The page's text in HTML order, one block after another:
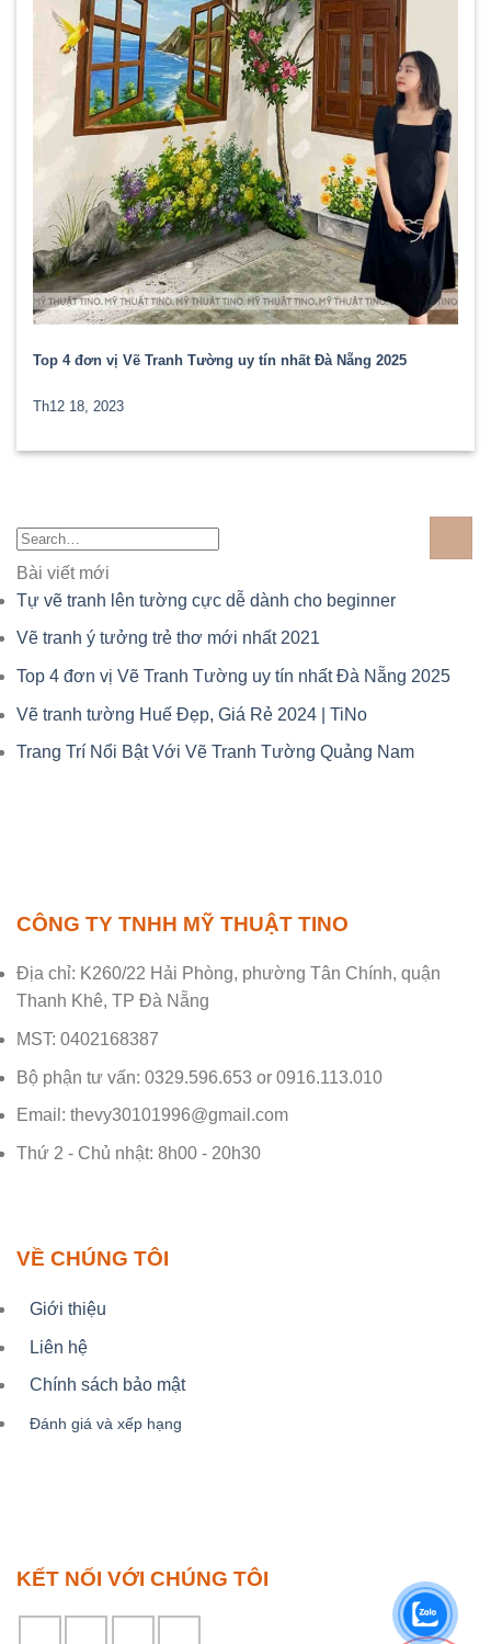
Top 4 đơn vị Vẽ Tranh Tường uy tín nhất Đà Nẵng 2025
Th12 18, 2023
Bài viết mới
Tự vẽ tranh lên tường cực dễ dành cho beginner
Vẽ tranh ý tưởng trẻ thơ mới nhất 2021
Top 4 đơn vị Vẽ Tranh Tường uy tín nhất Đà Nẵng 2025
Vẽ tranh tường Huế Đẹp, Giá Rẻ 2024 | TiNo
Trang Trí Nổi Bật Với Vẽ Tranh Tường Quảng Nam
CÔNG TY TNHH MỸ THUẬT TINO
Địa chỉ: K260/22 Hải Phòng, phường Tân Chính, quận
Thanh Khê, TP Đà Nẵng
MST: 0402168387
Bộ phận tư vấn: 0329.596.653 or 0916.113.010
Email: thevy30101996@gmail.com
Thứ 2 - Chủ nhật: 8h00 - 20h30
VỀ CHÚNG TÔI
Giới thiệu
Liên hệ
Chính sách bảo mật
Đánh giá và xếp hạng
KẾT NỐI VỚI CHÚNG TÔI